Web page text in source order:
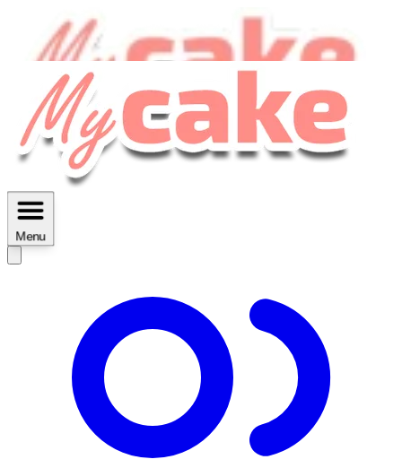
MyCake Academy c'est :
des fiches imprimables ...
Découvrir
Menu